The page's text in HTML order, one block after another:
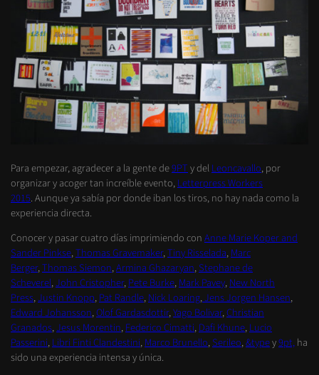
Para empezar, agradecer a la gente de9PTy delLeoncavallo, por
organizar y acoger tan increíble evento,Letterpress Workers
2015. Aunque ya sabía por donde iban los tiros, no hay nada como la
experiencia directa.
Conocer y pasar cuatro días imprimiendo conAnne Marie Koper and
Sander Pinkse,Thomas Gravemaker,Tiny Risselada,Marc
Berger,Thomas Siemon,Armina Ghazaryan,Stephane de
Scheverel,John Cristopher,Pete Burke,Mark Pavey,New North
Press,Justin Knopp,Pat Randle,Nick Loaring,Jens Jorgen Hansen,
Edward Johansson,Olof Gardasdottir,Yago Bolivar,Christian
Granados,Jesus Morentin,Federico Cimatti,Dafi Khune,Lucio
Passerini,Libri Finti Clandestini,Marco Brunello,Serileo,&typey9pt,ha
sido una experiencia intensa y única.